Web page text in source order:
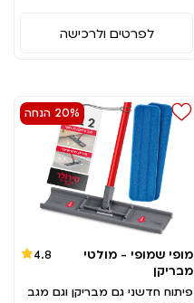
לפרטים ולרכישה
20% הנחה
מופי שמופי - מולטי
מבריקן
4.8
פיתוח חדשני גם מבריקן וגם מגב